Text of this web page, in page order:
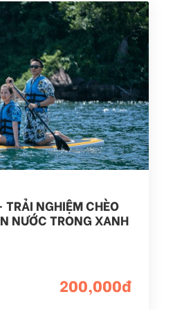
NGHIỆM CHÈO
NƯỚC TRONG XANH
200,000đ